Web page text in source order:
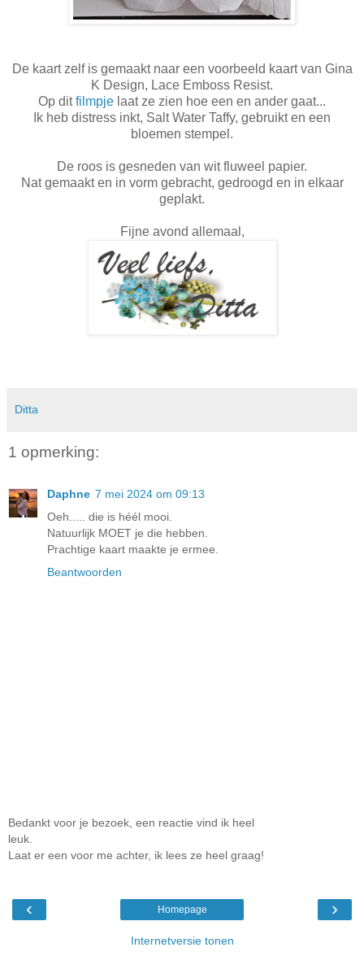
De kaart zelf is gemaakt naar een voorbeeld kaart van Gina
K Design, Lace Emboss Resist.
Op ditfilmpje laat ze zien hoe een en ander gaat...
Ik heb distress inkt, Salt Water Taffy, gebruikt en een
bloemen stempel.
De roos is gesneden van wit fluweel papier.
Nat gemaakt en in vorm gebracht, gedroogd en in elkaar
geplakt.
Fijne avond allemaal,
Ditta
1 opmerking:
Daphne 7 mei 2024 om 09:13
Oeh..... die is héél mooi.
Natuurlijk MOET je die hebben.
Prachtige kaart maakte je ermee.
Beantwoorden
Bedankt voor je bezoek, een reactie vind ik heel
leuk.
Laat er een voor me achter, ik lees ze heel graag!
‹ ›
Homepage
Internetversie tonen